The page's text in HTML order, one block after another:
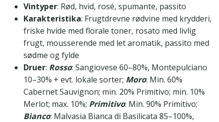
Vintyper: Rød, hvid, rosé, spumante, passito
Karakteristika: Frugtdrevne rødvine med krydderi,
friske hvide med florale toner, rosato med livlig
frugt, mousserende med let aromatik, passito med
sødme og fylde
Druer: Rosso: Sangiovese 60–80%, Montepulciano
10–30% + evt. lokale sorter; Moro: Min. 60%
Cabernet Sauvignon; min. 20% Primitivo; min. 10%
Merlot; max. 10%; Primitivo: Min. 90% Primitivo;
Bianco: Malvasia Bianca di Basilicata 85–100%,